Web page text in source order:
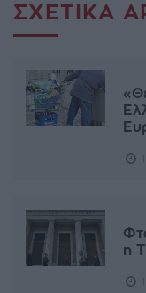
ΣΧΕΤΙΚΆ
η